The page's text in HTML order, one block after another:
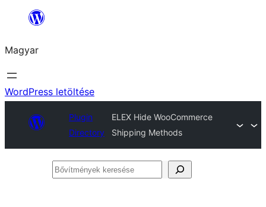
Ugrás
tartalomhoz
Magyar
WordPress letöltése
Plugin
Directory
ELEX Hide WooCommerce
Shipping Methods
Bővítmények